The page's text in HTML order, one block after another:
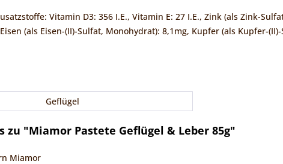
Vitamin D3: 356 I.E., Vitamin E: 27 I.E., Zink (als Zink-
(als Eisen-(II)-Sulfat, Monohydrat): 8,1mg, Kupfer (als Kupfer-
Geflügel
"Miamor Pastete Geflügel & Leber 85g"
Miamor